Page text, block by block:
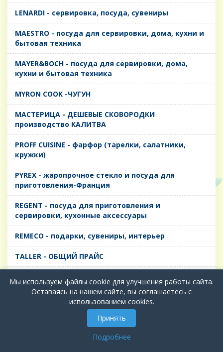
LENARDI - сервировка, посуда, сувениры
MAESTRO - посуда для сервировки, дома, кухни и
бытовая техника
MAYER&BOCH - посуда для сервировки, дома,
кухни и бытовая техника
MYRON COOK -ЧУГУН
MАСТЕРИЦА - ДЕШЕВЫЕ СКОВОРОДКИ
производство КАЛИТВА
PROFF CUISINE - фарфор (тарелки, салатники,
кружки)
PYREX - жаропрочное стекло и посуда для
приготовления-Франция
REGENT - посуда для приготовления и
сервировки, кухонные аксессуары
REMECO - подарки, сувениры, интерьер
TALLER - ОБЩИЙ ПРАЙС
TIMA - посуда для приготовления и сервировки,
кухонные аксессуары
БИОСТАЛЬ - ТЕРМОСА
Мы используем файлы cookie для улучшения работы сайта.
Оставаясь на нашем сайте, вы соглашаетесь с
использованием cookies.
Принять
Подробнее